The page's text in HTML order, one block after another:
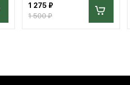
1 275 ₽
1 500 ₽